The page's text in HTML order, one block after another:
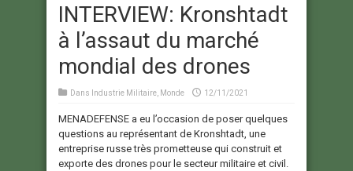
INTERVIEW: Kronshtadt
à l’assaut du marché
mondial des drones
Dans Industrie Militaire Monde 12/11/2021
MENADEFENSE a eu l’occasion de poser quelques
questions au représentant de Kronshtadt, une
entreprise russe très prometteuse qui construit et
exporte des drones pour le secteur militaire et civil.